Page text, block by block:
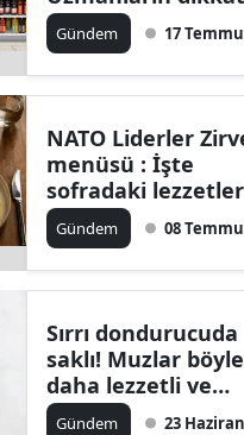
çektiği noktalar
Gündem 17
NATO Liderler
menüsü : İşte
sofradaki
sağlık karnesi
Gündem 08
Sırrı dondurucuda
saklı! Muzlar böyle
daha lezzetli ve
sağlıklı!
Gündem 23